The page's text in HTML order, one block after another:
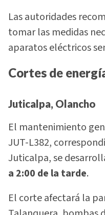
Las autoridades
tomar las medidas
aparatos eléctricos
Cortes de
Juticalpa, Olancho
El mantenimiento
JUT-L382,
Juticalpa, se
a 2:00 de la tarde.
El corte afectará la